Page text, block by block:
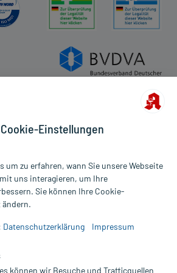
Nase
(Weitstellung der Pupille)
und Euphorie
ggf. zzgl. Versandkosten
Website werden ausschließlich für
durch einen Arzt. Bitte
können. | Diese Webseite benutzt
Sie bitte dazu die wichtigen Hinweise in
Einstellungen
um zu erfahren, wann Sie unsere Webseite
uns interagieren, um Ihre
Sie können Ihre Cookie-
ändern.
Datenschutzerklärung Impressum
können wir Besuche und Trafficquellen